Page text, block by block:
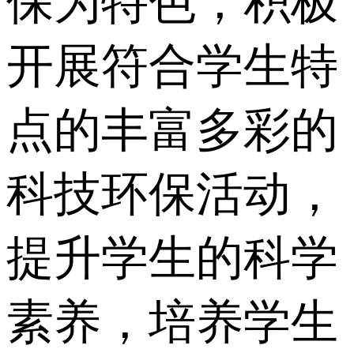
开展符合学生特
点的丰富多彩的
科技环保活动，
提升学生的科学
素养，培养学生